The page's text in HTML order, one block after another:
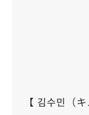
【 김수민（